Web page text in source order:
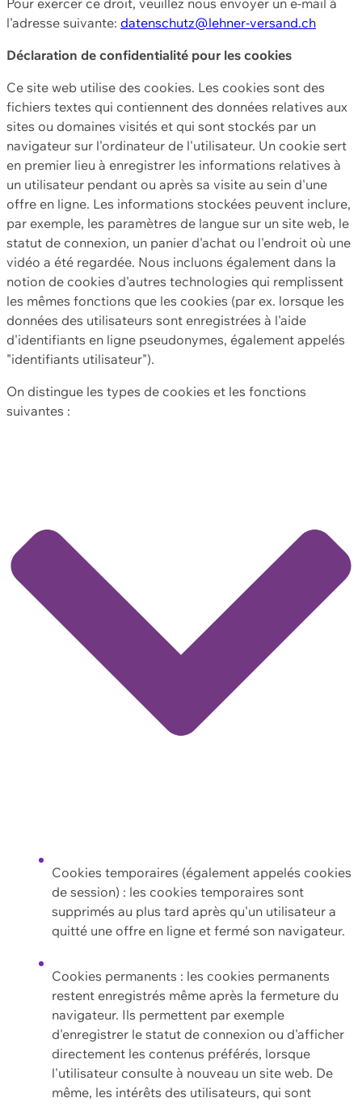
l'adresse suivante: datenschutz@lehner-versand.ch
Déclaration de confidentialité pour les cookies
Ce site web utilise des cookies. Les cookies sont des
fichiers textes qui contiennent des données relatives aux
sites ou domaines visités et qui sont stockés par un
navigateur sur l'ordinateur de l'utilisateur. Un cookie sert
en premier lieu à enregistrer les informations relatives à
un utilisateur pendant ou après sa visite au sein d'une
offre en ligne. Les informations stockées peuvent inclure,
par exemple, les paramètres de langue sur un site web, le
statut de connexion, un panier d'achat ou l'endroit où une
vidéo a été regardée. Nous incluons également dans la
notion de cookies d'autres technologies qui remplissent
les mêmes fonctions que les cookies (par ex. lorsque les
données des utilisateurs sont enregistrées à l'aide
d'identifiants en ligne pseudonymes, également appelés
"identifiants utilisateur").
On distingue les types de cookies et les fonctions
suivantes :
Cookies temporaires (également appelés cookies
de session) : les cookies temporaires sont
supprimés au plus tard après qu'un utilisateur a
quitté une offre en ligne et fermé son navigateur.
Cookies permanents : les cookies permanents
restent enregistrés même après la fermeture du
navigateur. Ils permettent par exemple
d'enregistrer le statut de connexion ou d'afficher
directement les contenus préférés, lorsque
l'utilisateur consulte à nouveau un site web. De
même, les intérêts des utilisateurs, qui sont